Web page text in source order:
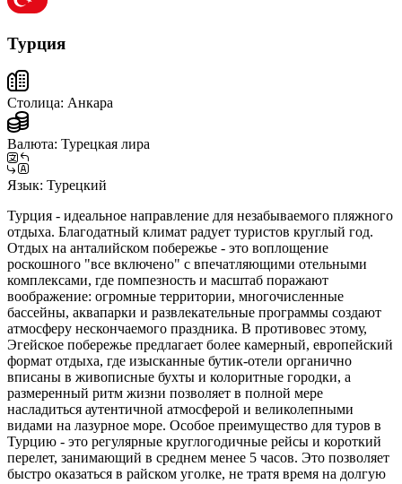
Турция
Столица: Анкара
Валюта: Турецкая лира
Язык: Турецкий
Турция - идеальное направление для незабываемого пляжного
отдыха. Благодатный климат радует туристов круглый год.
Отдых на анталийском побережье - это воплощение
роскошного "все включено" с впечатляющими отельными
комплексами, где помпезность и масштаб поражают
воображение: огромные территории, многочисленные
бассейны, аквапарки и развлекательные программы создают
атмосферу нескончаемого праздника. В противовес этому,
Эгейское побережье предлагает более камерный, европейский
формат отдыха, где изысканные бутик-отели органично
вписаны в живописные бухты и колоритные городки, а
размеренный ритм жизни позволяет в полной мере
насладиться аутентичной атмосферой и великолепными
видами на лазурное море. Особое преимущество для туров в
Турцию - это регулярные круглогодичные рейсы и короткий
перелет, занимающий в среднем менее 5 часов. Это позволяет
быстро оказаться в райском уголке, не тратя время на долгую